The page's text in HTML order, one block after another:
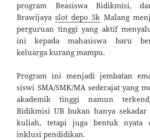
program Beasiswa Bidikmisi,
Brawijayaslot depo 5k Malang
perguruan tinggi yang aktif
ini kepada mahasiswa baru
keluarga kurang mampu.
Program ini menjadi jembatan
siswi SMA/SMK/MA sederajat yang
akademik tinggi namun
Bidikmisi UB bukan hanya sekadar
kuliah, tetapi juga bentuk nyata
inklusi pendidikan.